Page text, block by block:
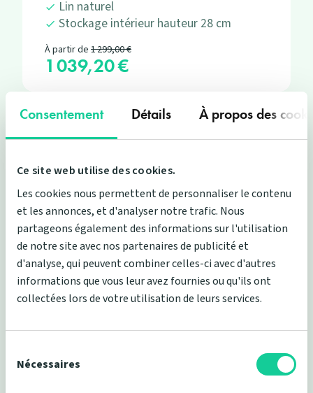
Consentement Détails À propos des
Ce site web utilise des cookies.
Les cookies nous permettent de personnaliser le contenu
et les annonces, et d'analyser notre trafic. Nous
partageons également des informations sur l'utilisation
de notre site avec nos partenaires de publicité et
d'analyse, qui peuvent combiner celles-ci avec d'autres
informations que vous leur avez fournies ou qu'ils ont
collectées lors de votre utilisation de leurs services.
Nécessaires
Lin naturel
Stockage intérieur hauteur 28 cm
À partir dePrix de base
1 299,00 €
Prix
1 039,20 €
Pourquoivert?
plus sains possible... Et ils relèvent le défi !
Tous nos matelas sont fabriqués en France et
limiter au maximum les transports.